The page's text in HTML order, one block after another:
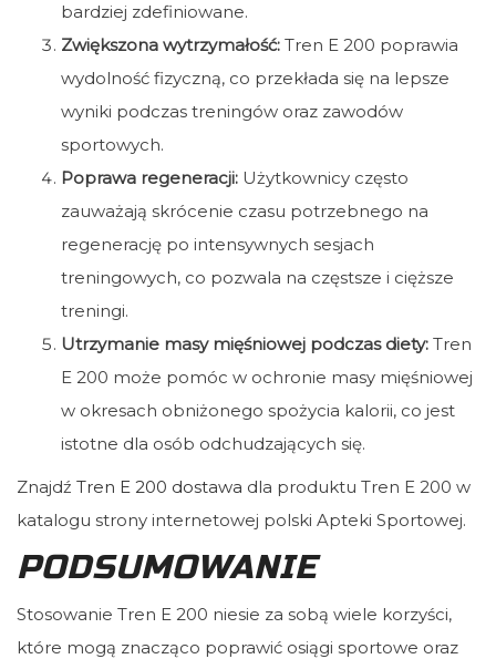
bardziej zdefiniowane.
Zwiększona wytrzymałość: Tren E 200 poprawia
wydolność fizyczną, co przekłada się na lepsze
wyniki podczas treningów oraz zawodów
sportowych.
Poprawa regeneracji: Użytkownicy często
zauważają skrócenie czasu potrzebnego na
regenerację po intensywnych sesjach
treningowych, co pozwala na częstsze i cięższe
treningi.
Utrzymanie masy mięśniowej podczas diety: Tren
E 200 może pomóc w ochronie masy mięśniowej
w okresach obniżonego spożycia kalorii, co jest
istotne dla osób odchudzających się.
Znajdź Tren E 200 dostawa dla produktu Tren E 200 w
katalogu strony internetowej polski Apteki Sportowej.
PODSUMOWANIE
Stosowanie Tren E 200 niesie za sobą wiele korzyści,
które mogą znacząco poprawić osiągi sportowe oraz